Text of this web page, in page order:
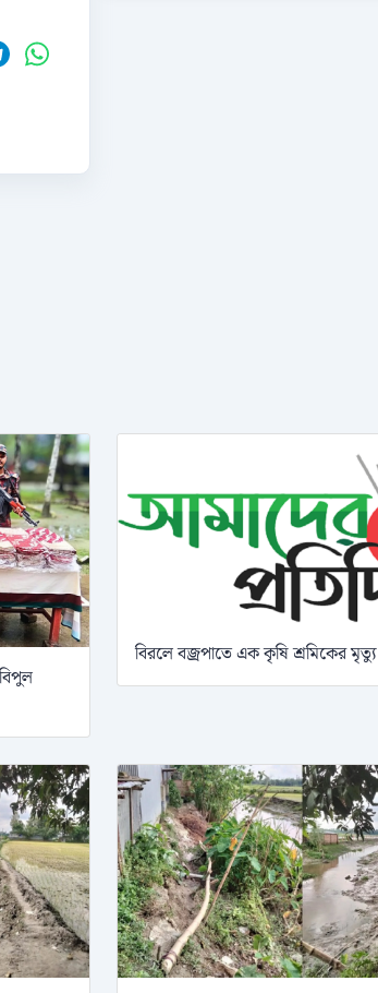
বিরলে বজ্রপাতে এক কৃষি শ্রমিকের মৃত্যু